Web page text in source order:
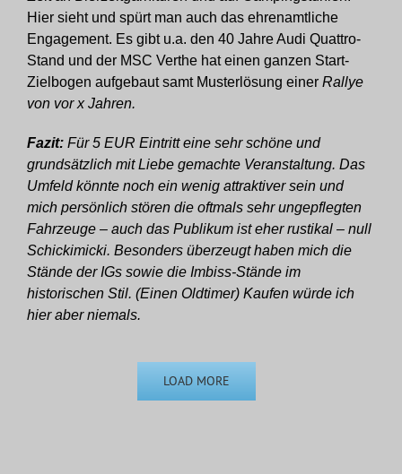
Hier sieht und spürt man auch das ehrenamtliche
Engagement. Es gibt u.a. den 40 Jahre Audi Quattro-
Stand und der MSC Verthe hat einen ganzen Start-
Zielbogen aufgebaut samt Musterlösung einer Rallye
von vor x Jahren.
Fazit: Für 5 EUR Eintritt eine sehr schöne und
grundsätzlich mit Liebe gemachte Veranstaltung. Das
Umfeld könnte noch ein wenig attraktiver sein und
mich persönlich stören die oftmals sehr ungepflegten
Fahrzeuge – auch das Publikum ist eher rustikal – null
Schickimicki. Besonders überzeugt haben mich die
Stände der IGs sowie die Imbiss-Stände im
historischen Stil. (Einen Oldtimer) Kaufen würde ich
hier aber niemals.
LOAD MORE